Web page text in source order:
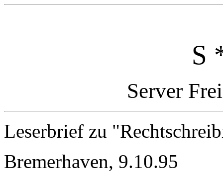
S
Server
Leserbrief zu
Bremerhaven, 9.10.95